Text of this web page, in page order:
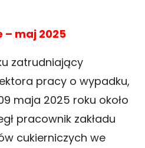
maj 2025
zatrudniający
pracy o wypadku,
maja 2025 roku około
pracownik zakładu
cukierniczych we